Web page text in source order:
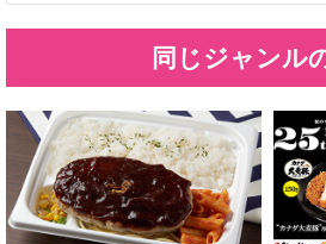
同じジャンル